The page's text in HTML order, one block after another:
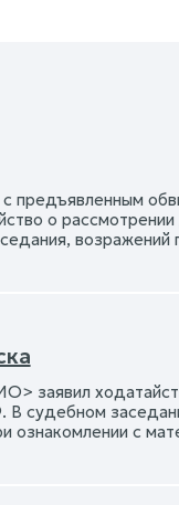
предъявленным
о
возражений
заявил
В судебном
ознакомлении с